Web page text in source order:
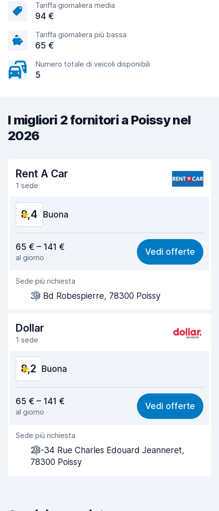
Tariffa giornaliera media
94 €
Tariffa giornaliera più bassa
65 €
Numero totale di veicoli disponibili
5
I migliori 2 fornitori a Poissy nel
2026
Rent A Car
1 sede
8,4 Buona
8,4
Facile da trovare 8,2
Gentilezza degli agenti
Rapidità del ritiro
Rapidità della riconsegna
Condizioni dell'auto
65 € – 141 €
al giorno
Vedi offerte
Sede più richiesta
39 Bd Robespierre, 78300 Poissy
Dollar
1 sede
8,2 Buona
7,8
Facile da trovare 8,2
Gentilezza degli agenti
Rapidità del ritiro
65 € – 141 €
al giorno
Vedi offerte
Sede più richiesta
28-34 Rue Charles Edouard Jeanneret,
78300 Poissy